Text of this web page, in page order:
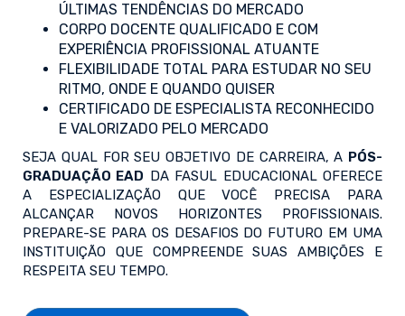
ÚLTIMAS TENDÊNCIAS DO MERCADO
CORPO DOCENTE QUALIFICADO E COM
EXPERIÊNCIA PROFISSIONAL ATUANTE
FLEXIBILIDADE TOTAL PARA ESTUDAR NO SEU
RITMO, ONDE E QUANDO QUISER
CERTIFICADO DE ESPECIALISTA RECONHECIDO
E VALORIZADO PELO MERCADO
SEJA QUAL FOR SEU OBJETIVO DE CARREIRA, A PÓS-
GRADUAÇÃO EAD DA FASUL EDUCACIONAL OFERECE
A ESPECIALIZAÇÃO QUE VOCÊ PRECISA PARA
ALCANÇAR NOVOS HORIZONTES PROFISSIONAIS.
PREPARE-SE PARA OS DESAFIOS DO FUTURO EM UMA
INSTITUIÇÃO QUE COMPREENDE SUAS AMBIÇÕES E
RESPEITA SEU TEMPO.